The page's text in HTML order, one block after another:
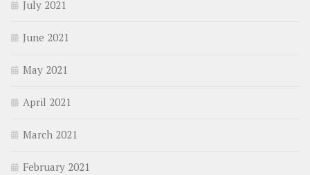
July 2021
June 2021
May 2021
April 2021
March 2021
February 2021